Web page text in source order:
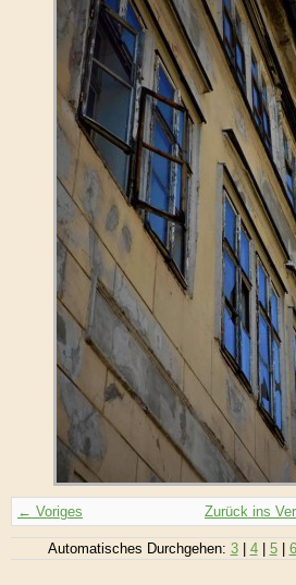
← Voriges Zurück ins
Automatisches Durchgehen: 3| 4| 5| 6